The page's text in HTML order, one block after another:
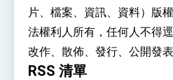
外交部長林佳龍接見
會」訪問團一行，深
臺美經貿談判獲階段
成「臺美對等貿易協
卓揆：臺美關稅談判
利戰略地位 全力支持
片、檔案、資訊、資料）版
法權利人所有，任何人不得
改作、散佈、發行、公開發表
RSS 清單